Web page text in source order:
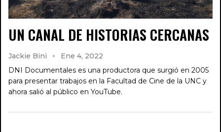
UN CANAL DE HISTORIAS CERCANAS
Jackie Bini
Ene 4, 2022
DNI Documentales es una productora que surgió en 2005
para presentar trabajos en la Facultad de Cine de la UNC y
ahora salió al público en YouTube.